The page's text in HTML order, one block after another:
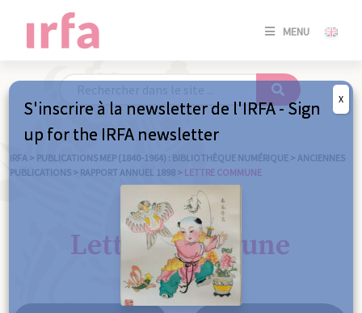
MENU
SE
/
IRFA > PUBLICATIONS MEP (1840-1964) : BIBLIOTHÈQUE NUMÉRIQUE > ANCIENNES
PUBLICATIONS > RAPPORT ANNUEL 1898 > LETTRE COMMUNE
Lettre commune
S'inscrire à la newsletter de l'IRFA - Sign
up for the IRFA newsletter
X